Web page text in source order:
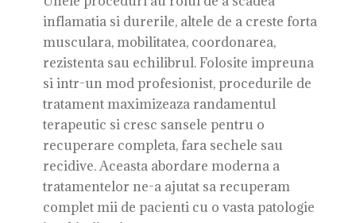
inflamatia si durerile, altele de a creste forta
musculara, mobilitatea, coordonarea,
rezistenta sau echilibrul. Folosite impreuna
si intr-un mod profesionist, procedurile de
tratament maximizeaza randamentul
terapeutic si cresc sansele pentru o
recuperare completa, fara sechele sau
recidive. Aceasta abordare moderna a
tratamentelor ne-a ajutat sa recuperam
complet mii de pacienti cu o vasta patologie